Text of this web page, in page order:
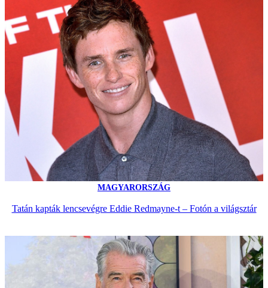
MAGYARORSZÁG
Tatán kapták lencsevégre Eddie Redmayne-t – Fotón a világsztár